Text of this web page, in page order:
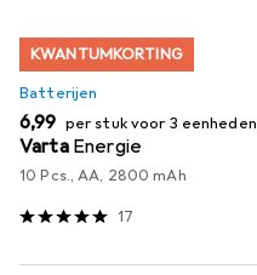
KWANTUMKORTING
Batterijen
EUR
6,99 per stuk voor 3 eenheden
Varta Energie
10 Pcs., AA, 2800 mAh
17